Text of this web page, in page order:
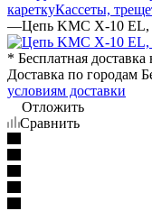
кареткуКассеты,
—Цепь KMC X-10
* Бесплатная
Доставка по городам
условиям доставки
Отложить
Сравнить